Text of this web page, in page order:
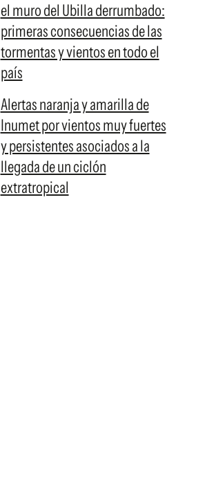
el muro del Ubilla derrumbado:
primeras consecuencias de las
tormentas y vientos en todo el
país
Alertas naranja y amarilla de
Inumet por vientos muy fuertes
y persistentes asociados a la
llegada de un ciclón
extratropical